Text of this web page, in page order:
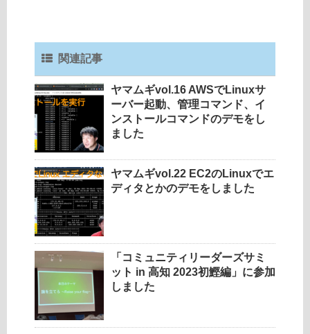
関連記事
ヤマムギvol.16 AWSでLinuxサ
ーバー起動、管理コマンド、イ
ンストールコマンドのデモをし
ました
ヤマムギvol.22 EC2のLinuxでエ
ディタとかのデモをしました
「コミュニティリーダーズサミ
ット in 高知 2023初鰹編」に参加
しました